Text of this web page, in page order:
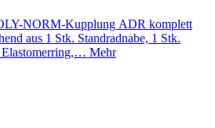
NORM-Kupplung ADR komplett
aus 1 Stk. Standradnabe, 1 Stk.
Elastomerring,… Mehr